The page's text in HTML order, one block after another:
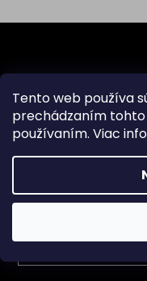
Tento web používa
prechádzaním tohto
používaním. Viac
ä Odoberať
Vložte svoj e-mail a
Vložením e-mailu
PRIHLÁSIŤ SA